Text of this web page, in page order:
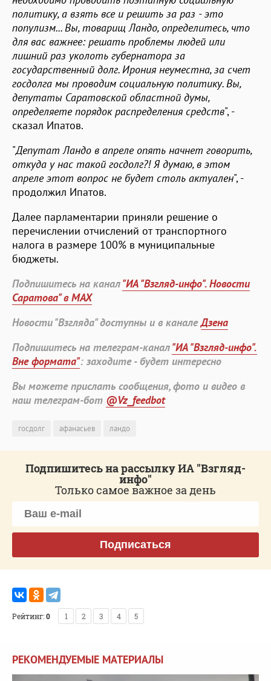
политику, а взять все и решить за раз - это
популизм... Вы, товарищ Ландо, определитесь, что
для вас важнее: решать проблемы людей или
лишний раз уколоть губернатора за
государственный долг. Ирония неуместна, за счет
госдолга мы проводим социальную политику. Вы,
депутаты Саратовской областной думы,
определяете порядок распределения средств", -
сказал Ипатов.
"Депутат Ландо в апреле опять начнет говорить,
откуда у нас такой госдолг?! Я думаю, в этом
апреле этот вопрос не будет столь актуален", -
продолжил Ипатов.
Далее парламентарии приняли решение о
перечислении отчислений от транспортного
налога в размере 100% в муниципальные
бюджеты.
Подпишитесь на канал"ИА "Взгляд-инфо". Новости
Саратова" в MAX
Новости "Взгляда" доступны и в каналеДзена
Подпишитесь на телеграм-канал"ИА "Взгляд-инфо".
Вне формата": заходите - будет интересно
Вы можете прислать сообщения, фото и видео в
наш телеграм-бот @Vz_feedbot
госдолг афанасьев ландо
Подпишитесь на рассылку ИА "Взгляд-
инфо"
Только самое важное за день
Подписаться
Рейтинг:0 1 2 3 4 5
РЕКОМЕНДУЕМЫЕ МАТЕРИАЛЫ